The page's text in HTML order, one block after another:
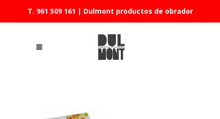
T. 961 509 161 | Dulmont productos de obrador